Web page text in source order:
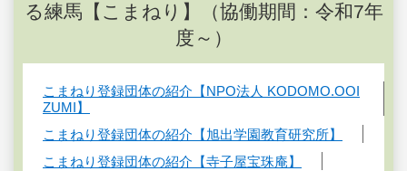
る練馬【こまねり】（協働期間：令和7年
度～）
こまねり登録団体の紹介【NPO法人 KODOMO.OOI
ZUMI】
こまねり登録団体の紹介【旭出学園教育研究所】
こまねり登録団体の紹介【寺子屋宝珠庵】